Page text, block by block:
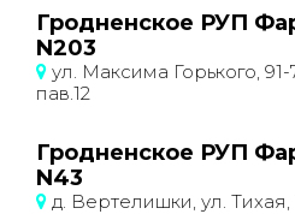
Гродненское РУП
N203
ул. Максима Горького,
пав.12
Гродненское РУП
N43
д. Вертелишки, ул. Тихая,